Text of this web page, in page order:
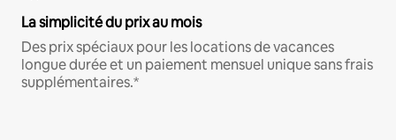
La simplicité du prix au mois
Des prix spéciaux pour les locations de vacances
longue durée et un paiement mensuel unique sans frais
supplémentaires.*